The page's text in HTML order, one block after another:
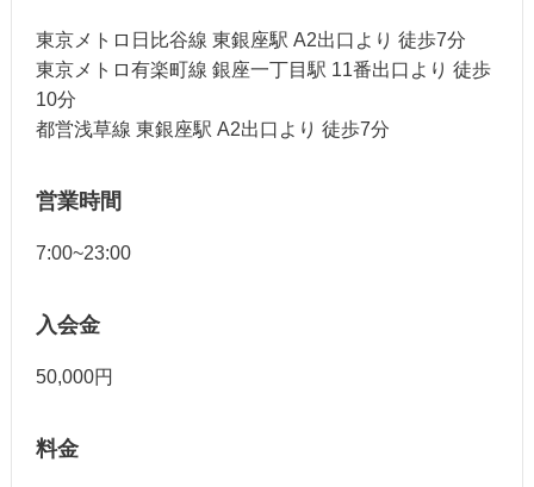
東京メトロ日比谷線 東銀座駅 A2出口より 徒歩7分
東京メトロ有楽町線 銀座一丁目駅 11番出口より 徒歩
10分
都営浅草線 東銀座駅 A2出口より 徒歩7分
営業時間
7:00~23:00
入会金
50,000円
料金